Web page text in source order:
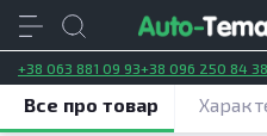
+38 063 881 09 93+38 096 250 84 38
Все про товар